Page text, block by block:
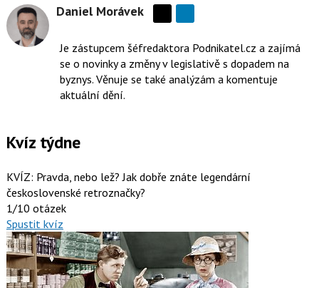
Daniel Morávek
síti
X
Je zástupcem šéfredaktora Podnikatel.cz a zajímá
se o novinky a změny v legislativě s dopadem na
byznys. Věnuje se také analýzám a komentuje
aktuální dění.
Kvíz týdne
KVÍZ: Pravda, nebo lež? Jak dobře znáte legendární
československé retroznačky?
1/10 otázek
Spustit kvíz